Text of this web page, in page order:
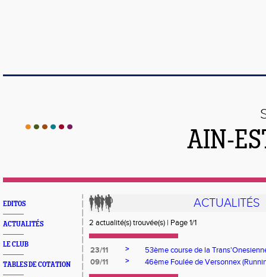
AIN-
EDITOS
ACTUALITÉS
LE CLUB
TABLES DE COTATION
ACTUALITÉS
2 actualité(s) trouvée(s) | Page 1/1
23/11 >
53ème course de la
09/11
> 46ème Foulée de Versonnex